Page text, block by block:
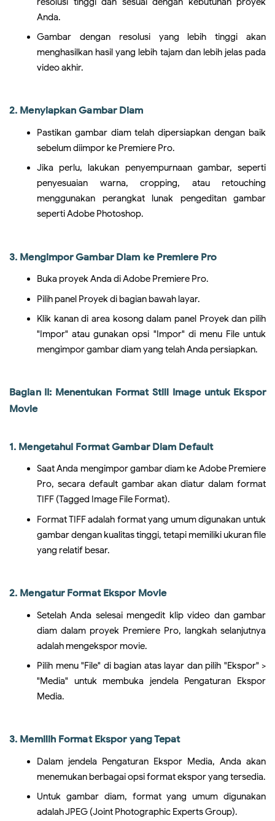
Anda.
Gambar dengan resolusi yang lebih tinggi akan
menghasilkan hasil yang lebih tajam dan lebih jelas pada
video akhir.
2. Menyiapkan Gambar Diam
Pastikan gambar diam telah dipersiapkan dengan baik
sebelum diimpor ke Premiere Pro.
Jika perlu, lakukan penyempurnaan gambar, seperti
penyesuaian warna, cropping, atau retouching
menggunakan perangkat lunak pengeditan gambar
seperti Adobe Photoshop.
3. Mengimpor Gambar Diam ke Premiere Pro
Buka proyek Anda di Adobe Premiere Pro.
Pilih panel Proyek di bagian bawah layar.
Klik kanan di area kosong dalam panel Proyek dan pilih
"Impor" atau gunakan opsi "Impor" di menu File untuk
mengimpor gambar diam yang telah Anda persiapkan.
Bagian II: Menentukan Format Still Image untuk Ekspor
Movie
1. Mengetahui Format Gambar Diam Default
Saat Anda mengimpor gambar diam ke Adobe Premiere
Pro, secara default gambar akan diatur dalam format
TIFF (Tagged Image File Format).
Format TIFF adalah format yang umum digunakan untuk
gambar dengan kualitas tinggi, tetapi memiliki ukuran file
yang relatif besar.
2. Mengatur Format Ekspor Movie
Setelah Anda selesai mengedit klip video dan gambar
diam dalam proyek Premiere Pro, langkah selanjutnya
adalah mengekspor movie.
Pilih menu "File" di bagian atas layar dan pilih "Ekspor" >
"Media" untuk membuka jendela Pengaturan Ekspor
Media.
3. Memilih Format Ekspor yang Tepat
Dalam jendela Pengaturan Ekspor Media, Anda akan
menemukan berbagai opsi format ekspor yang tersedia.
Untuk gambar diam, format yang umum digunakan
adalah JPEG (Joint Photographic Experts Group).